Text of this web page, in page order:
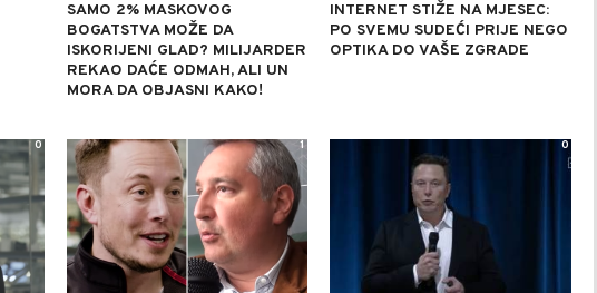
SAMO 2% MASKOVOG
BOGATSTVA MOŽE DA
ISKORIJENI GLAD? MILIJARDER
REKAO DAĆE ODMAH, ALI UN
MORA DA OBJASNI KAKO!
INTERNET STIŽE NA MJESEC:
PO SVEMU SUDEĆI PRIJE NEGO
OPTIKA DO VAŠE ZGRADE
0 1 0